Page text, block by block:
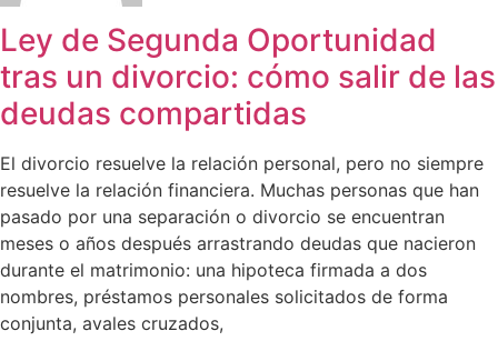
Ley de Segunda Oportunidad
tras un divorcio: cómo salir de las
deudas compartidas
El divorcio resuelve la relación personal, pero no siempre
resuelve la relación financiera. Muchas personas que han
pasado por una separación o divorcio se encuentran
meses o años después arrastrando deudas que nacieron
durante el matrimonio: una hipoteca firmada a dos
nombres, préstamos personales solicitados de forma
conjunta, avales cruzados,